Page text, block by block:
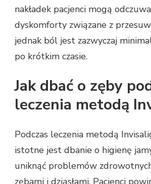
nakładek pacjenci mogą
dyskomforty związane z
jednak ból jest zazwyczaj
po krótkim czasie.
Jak dbać o zęby
leczenia metodą
Podczas leczenia metodą
istotne jest dbanie o higienę
uniknąć problemów